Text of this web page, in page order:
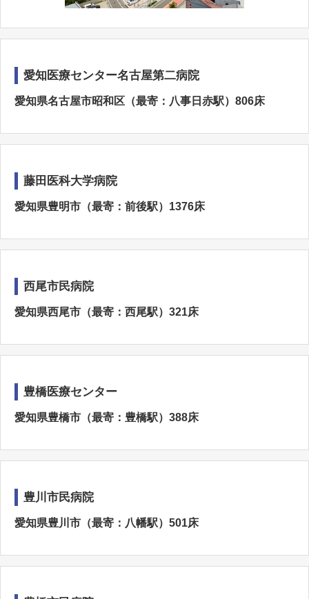
愛知医療センター名古屋第二病院
愛知県名古屋市昭和区（最寄：八事日赤駅）806床
藤田医科大学病院
愛知県豊明市（最寄：前後駅）1376床
西尾市民病院
愛知県西尾市（最寄：西尾駅）321床
豊橋医療センター
愛知県豊橋市（最寄：豊橋駅）388床
豊川市民病院
愛知県豊川市（最寄：八幡駅）501床